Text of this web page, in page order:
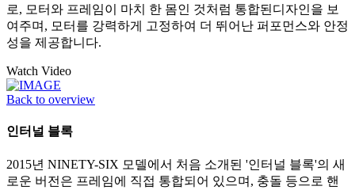
로, 모터와 프레임이 마치 한 몸인 것처럼 통합된디자인을 보
여주며, 모터를 강력하게 고정하여 더 뛰어난 퍼포먼스와 안정
성을 제공합니다.
Watch Video
Back to overview
인터널 블록
2015년 NINETY-SIX 모델에서 처음 소개된 '인터널 블록'의 새
로운 버전은 프레임에 직접 통합되어 있으며, 충돌 등으로 핸